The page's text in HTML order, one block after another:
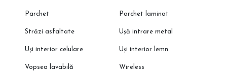
Parchet Parchet laminat
Străzi asfaltate Ușă intrare metal
Uși interior celulare Uși interior lemn
Vopsea lavabilă Wireless